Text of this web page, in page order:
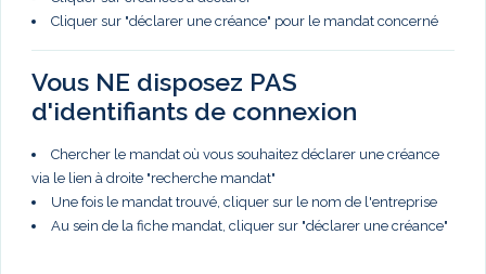
Cliquer sur "déclarer une créance" pour le mandat concerné
Vous NE disposez PAS
d'identifiants de connexion
Chercher le mandat où vous souhaitez déclarer une créance
via le lien à droite "recherche mandat"
Une fois le mandat trouvé, cliquer sur le nom de l'entreprise
Au sein de la fiche mandat, cliquer sur "déclarer une créance"